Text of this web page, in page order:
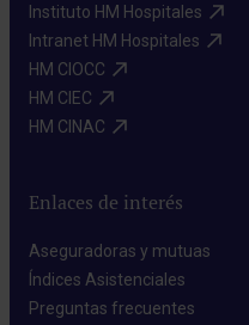
Instituto HM Hospitales​
Intranet HM Hospitales​
HM CIOCC​
HM CIEC​
HM CINAC​
Enlaces de interés
Aseguradoras y mutuas​
Índices Asistenciales​
Preguntas frecuentes​